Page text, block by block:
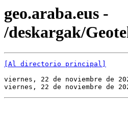
geo.araba.eus -
/deskargak/
[Al directorio principal]
viernes, 22 de noviembre de
viernes, 22 de noviembre de